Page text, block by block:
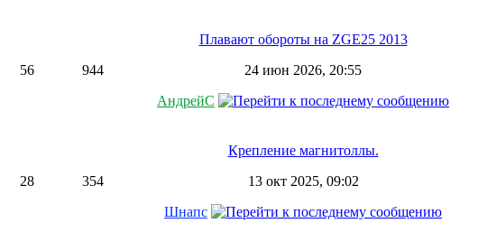
56 944
Плавают обороты на ZGE25 2013
24 июн 2026, 20:55
АндрейС
28 354
Крепление магнитоллы.
13 окт 2025, 09:02
Шнапс